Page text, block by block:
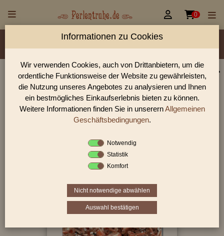
 0
Material/Glassorte Sorte/Form Farbe
Lochdurchmesser
Perlen Shop für 2-Cut Beads 2-Cutbeads cut pipes
Perlen
In unserem Perlen Shop finden sie zahlreich 2-Cut Beads 2-
Cutbeads cut pipes Perlen und viele weiter Glasperlen.
Sie befinden sich in folgender Kategorie:
2-Cut Beads|2-Cutbeads cut pipes
Informationen zu Cookies
Wir verwenden Cookies, auch von Drittanbietern, um die
ordentliche Funktionsweise der Website zu gewährleisten,
die Nutzung unseres Angebotes zu analysieren und Ihnen
ein bestmögliches Einkaufserlebnis bieten zu können.
Weitere Informationen finden Sie in unserernAllgemeinen
Geschäftsbedingungen.
Notwendig
Statistik
Komfort
Nicht notwendige abwählen
Auswahl bestätigen